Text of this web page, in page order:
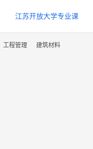
江苏开放大学专业课
工程管理 建筑材料